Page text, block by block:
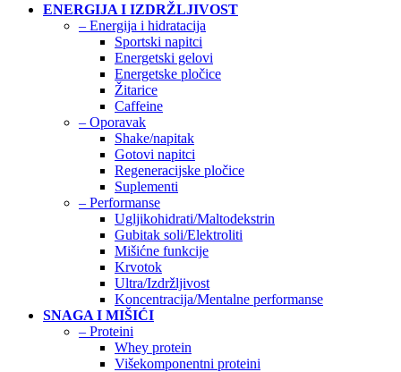
ENERGIJA I IZDRŽLJIVOST
– Energija i hidratacija
Sportski napitci
Energetski gelovi
Energetske pločice
Žitarice
Caffeine
– Oporavak
Shake/napitak
Gotovi napitci
Regeneracijske pločice
Suplementi
– Performanse
Ugljikohidrati/Maltodekstrin
Gubitak soli/Elektroliti
Mišićne funkcije
Krvotok
Ultra/Izdržljivost
Koncentracija/Mentalne performanse
SNAGA I MIŠIĆI
– Proteini
Whey protein
Višekomponentni proteini